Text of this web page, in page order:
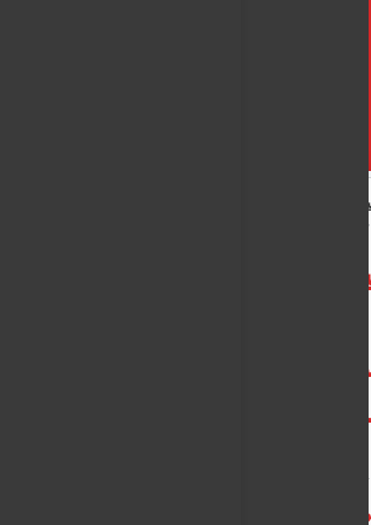
وهجرة
للمهاجرين قبل
تمنح المقيمين
أوضاعهم و تجديد
مقابل غرامة